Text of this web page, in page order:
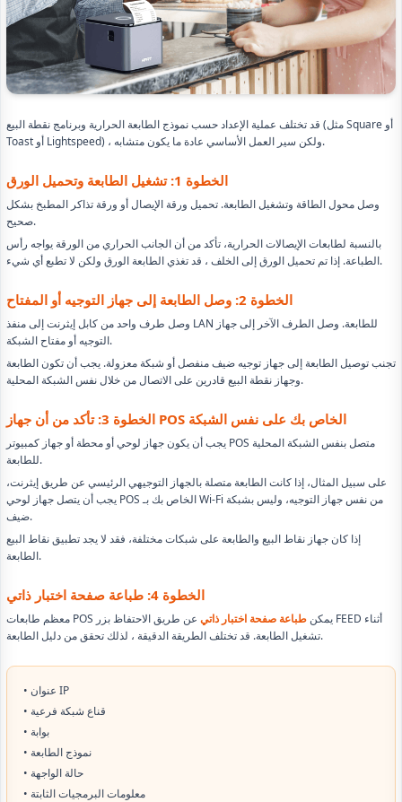
قد تختلف عملية الإعداد حسب نموذج الطابعة الحرارية وبرنامج نقطة البيع (مثل Square أو
Toast أو Lightspeed) ، ولكن سير العمل الأساسي عادة ما يكون متشابه.
الخطوة 1: تشغيل الطابعة وتحميل الورق
وصل محول الطاقة وتشغيل الطابعة. تحميل ورقة الإيصال أو ورقة تذاكر المطبخ بشكل
صحيح.
بالنسبة لطابعات الإيصالات الحرارية، تأكد من أن الجانب الحراري من الورقة يواجه رأس
الطباعة. إذا تم تحميل الورق إلى الخلف ، قد تغذي الطابعة الورق ولكن لا تطبع أي شيء.
الخطوة 2: وصل الطابعة إلى جهاز التوجيه أو المفتاح
وصل طرف واحد من كابل إيثرنت إلى منفذ LAN للطابعة. وصل الطرف الآخر إلى جهاز
التوجيه أو مفتاح الشبكة.
تجنب توصيل الطابعة إلى جهاز توجيه ضيف منفصل أو شبكة معزولة. يجب أن تكون الطابعة
وجهاز نقطة البيع قادرين على الاتصال من خلال نفس الشبكة المحلية.
الخطوة 3: تأكد من أن جهاز POS الخاص بك على نفس الشبكة
يجب أن يكون جهاز لوحي أو محطة أو جهاز كمبيوتر POS متصل بنفس الشبكة المحلية
للطابعة.
على سبيل المثال، إذا كانت الطابعة متصلة بالجهاز التوجيهي الرئيسي عن طريق إيثرنت،
يجب أن يتصل جهاز لوحي POS الخاص بك بـ Wi-Fi من نفس جهاز التوجيه، وليس بشبكة
ضيف.
إذا كان جهاز نقاط البيع والطابعة على شبكات مختلفة، فقد لا يجد تطبيق نقاط البيع
الطابعة.
الخطوة 4: طباعة صفحة اختبار ذاتي
معظم طابعات POS يمكن طباعة صفحة اختبار ذاتي عن طريق الاحتفاظ بزر FEED أثناء
تشغيل الطابعة. قد تختلف الطريقة الدقيقة ، لذلك تحقق من دليل الطابعة.
• عنوان IP
• قناع شبكة فرعية
• بوابة
• نموذج الطابعة
• حالة الواجهة
• معلومات البرمجيات الثابتة